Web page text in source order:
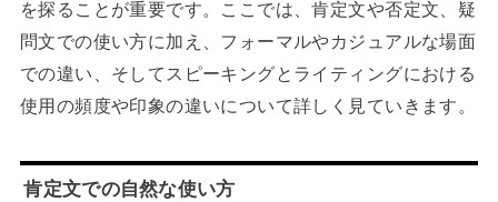
を探ることが重要です。ここでは、肯定文や否定文、疑
問文での使い方に加え、フォーマルやカジュアルな場面
での違い、そしてスピーキングとライティングにおける
使用の頻度や印象の違いについて詳しく見ていきます。
肯定文での自然な使い方